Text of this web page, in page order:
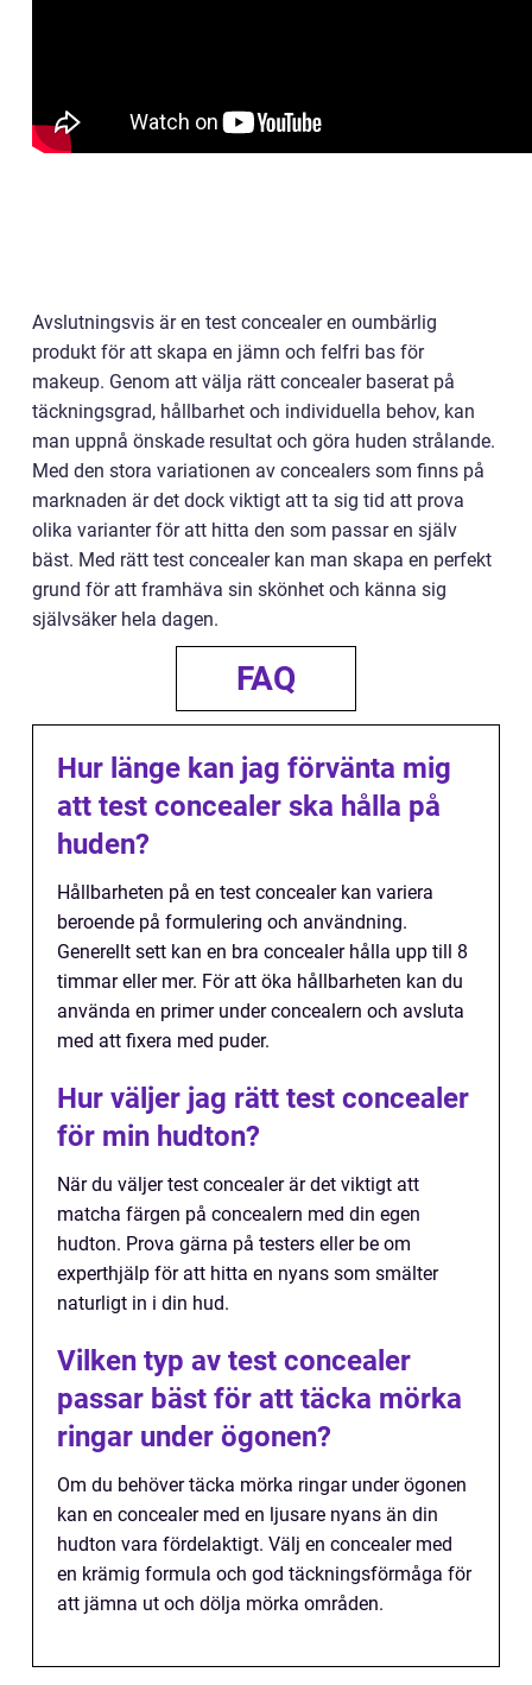
Avslutningsvis är en test concealer en oumbärlig
produkt för att skapa en jämn och felfri bas för
makeup. Genom att välja rätt concealer baserat på
täckningsgrad, hållbarhet och individuella behov, kan
man uppnå önskade resultat och göra huden strålande.
Med den stora variationen av concealers som finns på
marknaden är det dock viktigt att ta sig tid att prova
olika varianter för att hitta den som passar en själv
bäst. Med rätt test concealer kan man skapa en perfekt
grund för att framhäva sin skönhet och känna sig
självsäker hela dagen.
FAQ
Hur länge kan jag förvänta mig
att test concealer ska hålla på
huden?
Hållbarheten på en test concealer kan variera
beroende på formulering och användning.
Generellt sett kan en bra concealer hålla upp till 8
timmar eller mer. För att öka hållbarheten kan du
använda en primer under concealern och avsluta
med att fixera med puder.
Hur väljer jag rätt test concealer
för min hudton?
När du väljer test concealer är det viktigt att
matcha färgen på concealern med din egen
hudton. Prova gärna på testers eller be om
experthjälp för att hitta en nyans som smälter
naturligt in i din hud.
Vilken typ av test concealer
passar bäst för att täcka mörka
ringar under ögonen?
Om du behöver täcka mörka ringar under ögonen
kan en concealer med en ljusare nyans än din
hudton vara fördelaktigt. Välj en concealer med
en krämig formula och god täckningsförmåga för
att jämna ut och dölja mörka områden.